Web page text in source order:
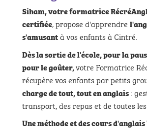
Siham, votre formatrice
certifiée, propose d'apprendre
s'amusantà vos enfants à Cintré.
Dès la sortie de l'école, pour la
pour le goûter,votre Formatrice
récupère vos enfants par petits
charge de tout, tout en anglais :
transport, des repas et de toutes
Une méthode et des cours d'anglais